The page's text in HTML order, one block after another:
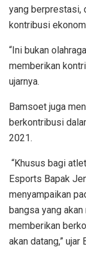
yang berprestasi,
kontribusi
“Ini bukan
memberikan
ujarnya.
Bamsoet juga
berkontribusi
2021.
“Khusus bagi
Esports Bapak
menyampaikan
bangsa yang
memberikan
akan datang,” ujar